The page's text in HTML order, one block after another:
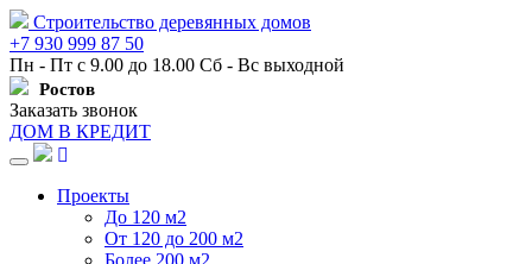
Строительство деревянных домов
+7 930 999 87 50
Пн - Пт с 9.00 до 18.00 Сб - Вс выходной
Ростов
Заказать звонок
ДОМ В КРЕДИТ
Навигация
Проекты
До 120 м2
От 120 до 200 м2
Более 200 м2